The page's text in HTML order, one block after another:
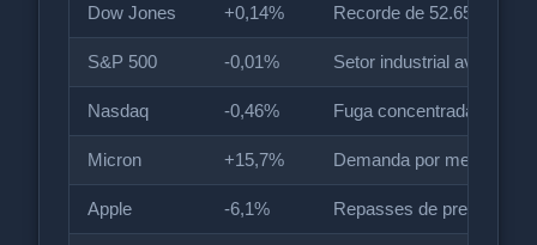
Dow Jones +0,14% Recorde de 52.655,66
S&P 500 -0,01% Setor industrial avançou
Nasdaq -0,46% Fuga concentrada de
Micron +15,7% Demanda por memória
Apple -6,1% Repasses de preço por